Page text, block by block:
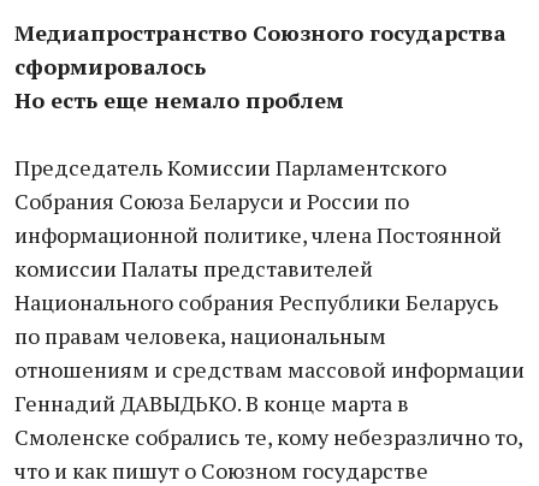
Медиапространство Союзного государства
сформировалось
Но есть еще немало проблем
Председатель Комиссии Парламентского
Собрания Союза Беларуси и России по
информационной политике, члена Постоянной
комиссии Палаты представителей
Национального собрания Республики Беларусь
по правам человека, национальным
отношениям и средствам массовой информации
Геннадий ДАВЫДЬКО. В конце марта в
Смоленске собрались те, кому небезразлично то,
что и как пишут о Союзном государстве